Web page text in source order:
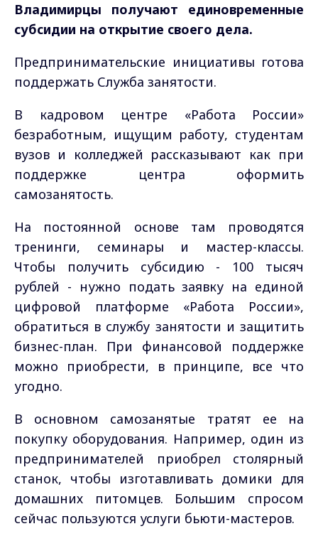
Владимирцы получают единовременные
субсидии на открытие своего дела.
Предпринимательские инициативы готова
поддержать Служба занятости.
В кадровом центре «Работа России»
безработным, ищущим работу, студентам
вузов и колледжей рассказывают как при
поддержке центра оформить
самозанятость.
На постоянной основе там проводятся
тренинги, семинары и мастер-классы.
Чтобы получить субсидию - 100 тысяч
рублей - нужно подать заявку на единой
цифровой платформе «Работа России»,
обратиться в службу занятости и защитить
бизнес-план. При финансовой поддержке
можно приобрести, в принципе, все что
угодно.
В основном самозанятые тратят ее на
покупку оборудования. Например, один из
предпринимателей приобрел столярный
станок, чтобы изготавливать домики для
домашних питомцев. Большим спросом
сейчас пользуются услуги бьюти-мастеров.